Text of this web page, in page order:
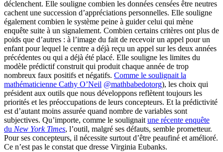
déclenchent. Elle souligne combien les données censées être neutres
cachent une succession d’appréciations personnelles. Elle souligne
également combien le système peine à guider celui qui mène
enquête suite à un signalement. Combien certains critères ont plus de
poids que d’autres : à l’image du fait de recevoir un appel pour un
enfant pour lequel le centre a déjà reçu un appel sur les deux années
précédentes ou qui a déjà été placé. Elle souligne les limites du
modèle prédictif construit qui produit chaque année de trop
nombreux faux positifs et négatifs. Comme le soulignait la
mathématicienne Cathy O’Neil @mathbabedotorg), les choix qui
président aux outils que nous développons reflètent toujours les
priorités et les préoccupations de leurs concepteurs. Et la prédictivité
est d’autant moins assurée quand nombre de variables sont
subjectives. Qu’importe, comme le soulignait une récente enquête
du New York Times, l’outil, malgré ses défauts, semble prometteur.
Pour ses concepteurs, il nécessite surtout d’être peaufiné et amélioré.
Ce n’est pas le constat que dresse Virginia Eubanks.